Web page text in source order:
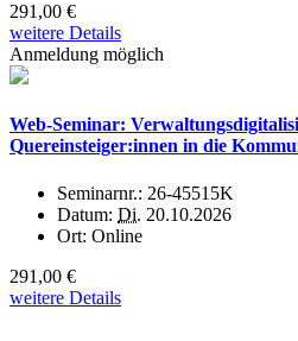
291,00 €
weitere Details
Anmeldung möglich
Web-Seminar:
Quereinsteiger:innen in die
Seminarnr.: 26-45515K
Datum: Di. 20.10.2026
Ort: Online
291,00 €
weitere Details